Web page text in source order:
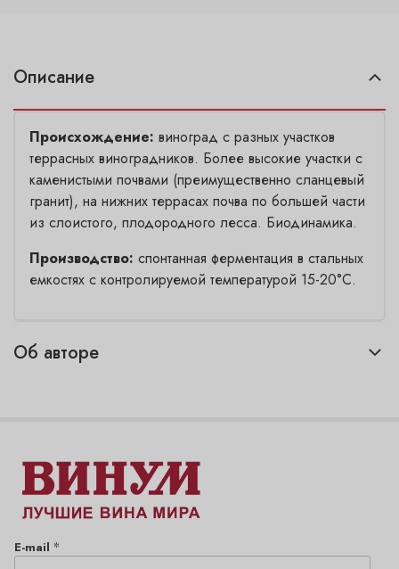
Описание
Происхождение: виноград с разных участков
террасных виноградников. Более высокие участки с
каменистыми почвами (преимущественно сланцевый
гранит), на нижних террасах почва по большей части
из слоистого, плодородного лесса. Биодинамика.
Производство: спонтанная ферментация в стальных
емкостях с контролируемой температурой 15-20°C.
Об авторе
E-mail *